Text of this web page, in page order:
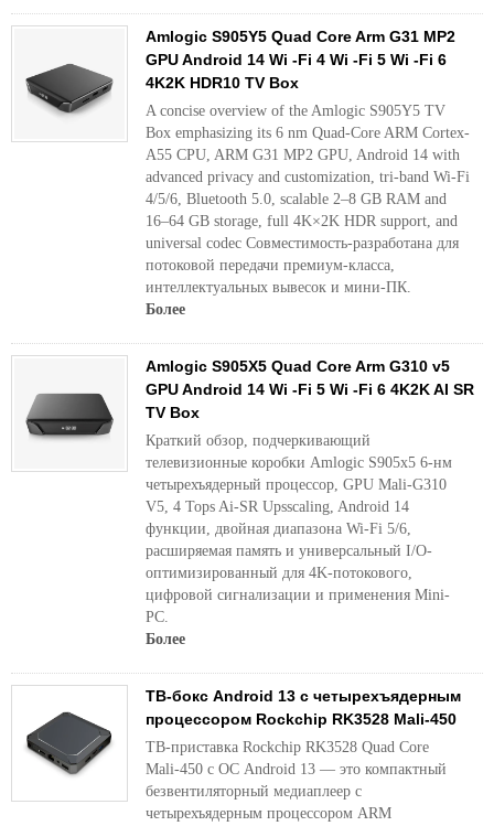
Amlogic S905Y5 Quad Core Arm G31 MP2
GPU Android 14 Wi -Fi 4 Wi -Fi 5 Wi -Fi 6
4K2K HDR10 TV Box
A concise overview of the Amlogic S905Y5 TV
Box emphasizing its 6 nm Quad-Core ARM Cortex-
A55 CPU, ARM G31 MP2 GPU, Android 14 with
advanced privacy and customization, tri-band Wi-Fi
4/5/6, Bluetooth 5.0, scalable 2–8 GB RAM and
16–64 GB storage, full 4K×2K HDR support, and
universal codec Совместимость-разработана для
потоковой передачи премиум-класса,
интеллектуальных вывесок и мини-ПК.
Более
Amlogic S905X5 Quad Core Arm G310 v5
GPU Android 14 Wi -Fi 5 Wi -Fi 6 4K2K AI SR
TV Box
Краткий обзор, подчеркивающий
телевизионные коробки Amlogic S905x5 6-нм
четырехъядерный процессор, GPU Mali-G310
V5, 4 Tops Ai-SR Upsscaling, Android 14
функции, двойная диапазона Wi-Fi 5/6,
расширяемая память и универсальный I/O-
оптимизированный для 4K-потокового,
цифровой сигнализации и применения Mini-
PC.
Более
ТВ-бокс Android 13 с четырехъядерным
процессором Rockchip RK3528 Mali-450
ТВ-приставка Rockchip RK3528 Quad Core
Mali‑450 с ОС Android 13 — это компактный
безвентиляторный медиаплеер с
четырехъядерным процессором ARM